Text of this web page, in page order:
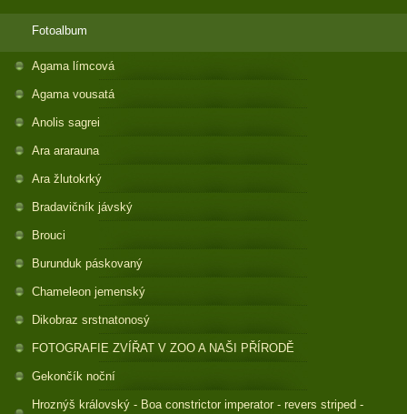
Fotoalbum
Agama límcová
Agama vousatá
Anolis sagrei
Ara ararauna
Ara žlutokrký
Bradavičník jávský
Brouci
Burunduk páskovaný
Chameleon jemenský
Dikobraz srstnatonosý
FOTOGRAFIE ZVÍŘAT V ZOO A NAŠI PŘÍRODĚ
Gekončík noční
Hroznýš královský - Boa constrictor imperator - revers striped -